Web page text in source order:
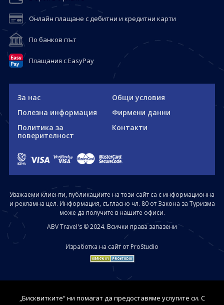
Онлайн плащане с дебитни и кредитни карти
По банков път
Плащания с EasyPay
За нас
Общи условия
Полезна информация
Фирмени данни
Политика за
поверителност
Контакти
Уважаеми клиенти, публикациите на този сайт са с информационна
и рекламна цел. Информация, съгласно чл. 80 от Закона за Туризма
може да получите в нашите офиси.
ABV Travel's © 2024. Всички права запазени
Изработка на сайт от ProStudio
„Бисквитките“ ни помагат да предоставяме услугите си. С